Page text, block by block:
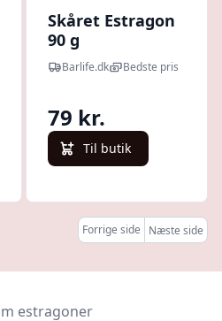
Skåret Estragon
90 g
Barlife.dk Bedste pris
79 kr.
Til butik
Forrige side Næste side
estragoner